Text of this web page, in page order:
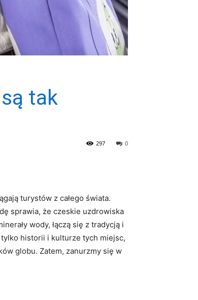
tak
0
297
turystów z całego świata.
sprawia, że czeskie uzdrowiska
wody, łączą się z tradycją⁤ i
historii i⁢ kulturze tych⁤ miejsc,
globu. ⁣Zatem, zanurzmy się w